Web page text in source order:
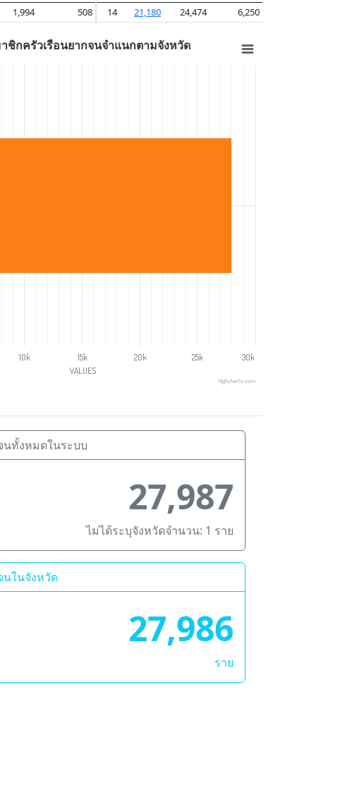
1,994 508 14 21,180 24,474 6,250
VALUES
ชิกครัวเรือนยากจนจำแนกตามจังหวัด
10k 15k 20k 25k 30k
Highcharts.com
นทั้งหมดในระบบ
27,987
ไม่ได้ระบุจังหวัดจำนวน: 1 ราย
นในจังหวัด
27,986
ราย